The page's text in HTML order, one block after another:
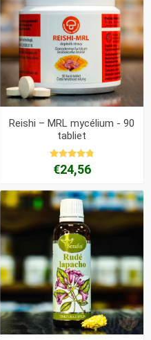
Reishi – MRL mycélium - 90
tabliet
€24,56